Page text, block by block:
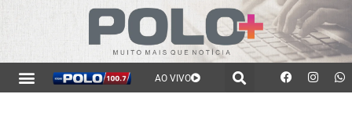
AO VIVO